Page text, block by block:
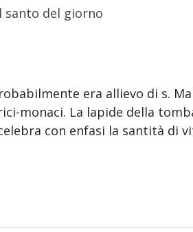
santo del giorno
era allievo di s.
monaci. La lapide della
con enfasi la santità di